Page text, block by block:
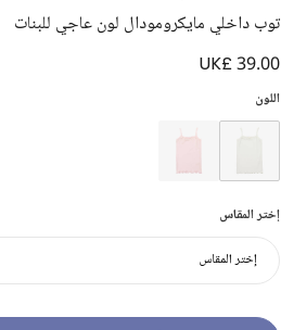
توب داخلي مايكرومودال لون عاجي للبنات
UK£ 39.00
اللون
إختر المقاس
إختر المقاس